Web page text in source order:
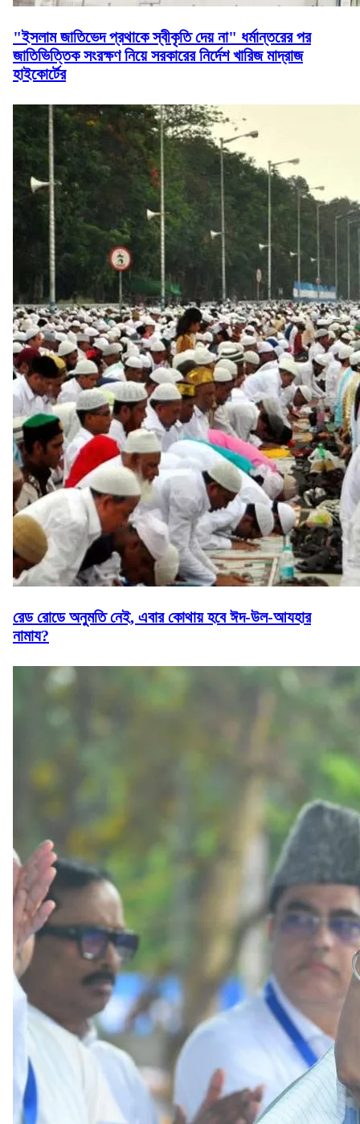
"ইসলাম জাতিভেদ প্রথাকে স্বীকৃতি দেয় না" ধর্মান্তরের পর
জাতিভিত্তিক সংরক্ষণ নিয়ে সরকারের নির্দেশ খারিজ মাদ্রাজ
হাইকোর্টের
রেড রোডে অনুমতি নেই, এবার কোথায় হবে ঈদ-উল-আযহার
নামায?